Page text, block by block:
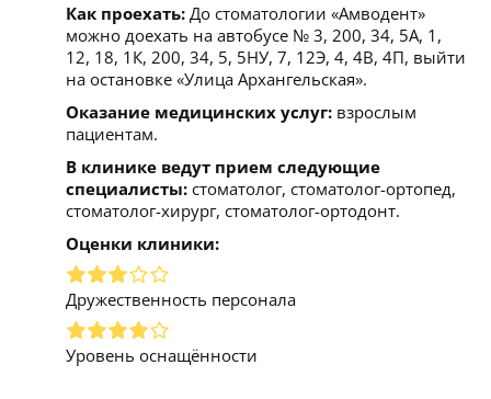
Как проехать: До стоматологии «Амводент»
можно доехать на автобусе № 3, 200, 34, 5А, 1,
12, 18, 1К, 200, 34, 5, 5НУ, 7, 12Э, 4, 4В, 4П, выйти
на остановке «Улица Архангельская».
Оказание медицинских услуг: взрослым
пациентам.
В клинике ведут прием следующие
специалисты: стоматолог, стоматолог-ортопед,
стоматолог-хирург, стоматолог-ортодонт.
Оценки клиники:
Дружественность персонала
Уровень оснащённости